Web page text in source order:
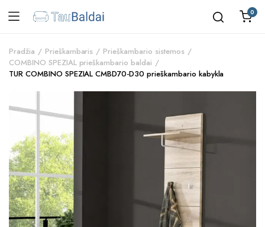
0
Pradžia Prieškambaris
Prieškambario sistemos
COMBINO SPEZIAL prieškambario baldai
TUR COMBINO SPEZIAL CMBD70-D30 prieškambario kabykla